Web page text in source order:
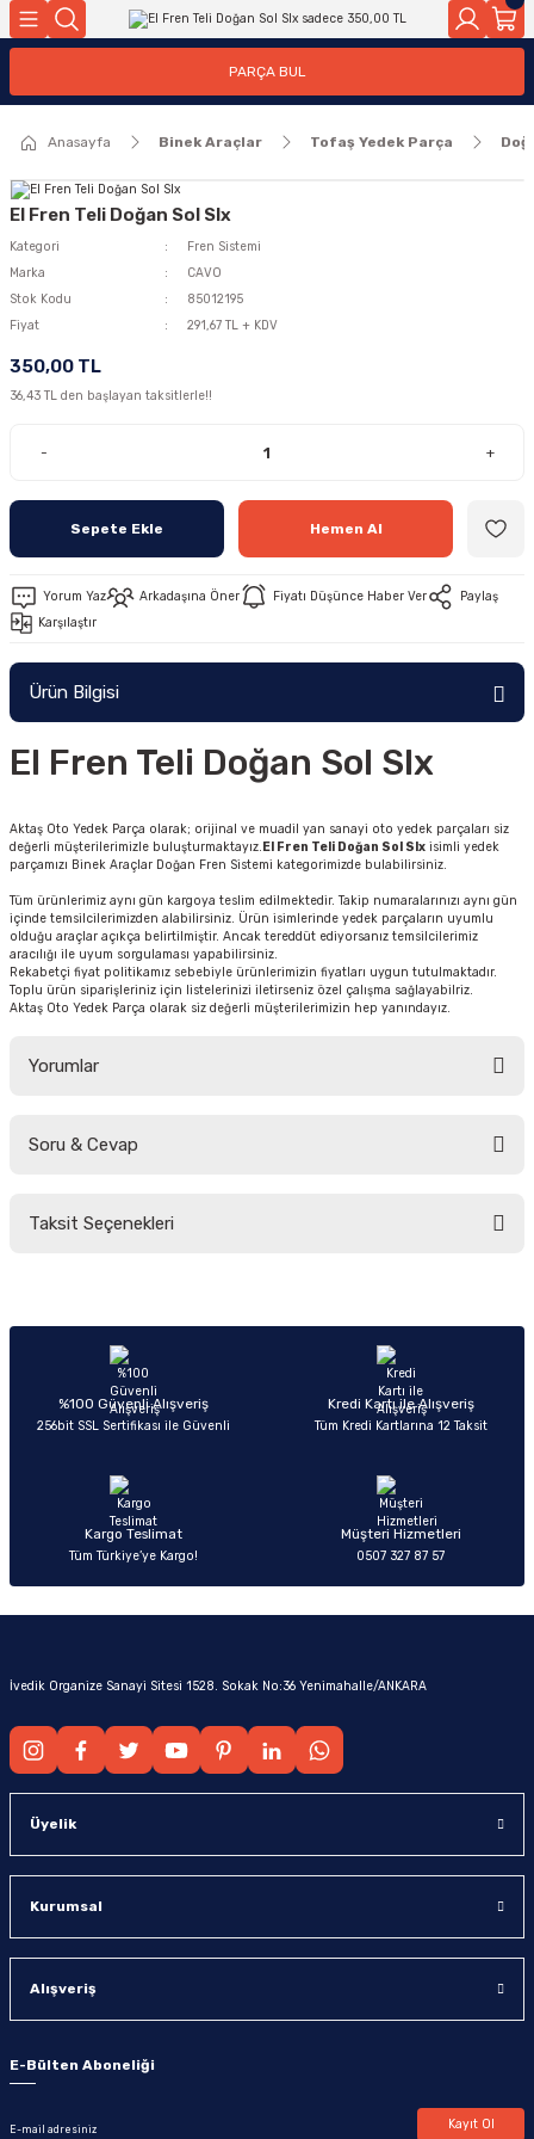
Geri Dön
Geri Dön
PARÇA BUL
Anasayfa Binek Araçlar Tofaş Yedek Parça
El Fren Teli Doğan Sol Slx
Kategori
Fren Sistemi
Marka
CAVO
Stok Kodu
85012195
Fiyat
291,67 TL + KDV
350,00 TL
36,43 TL den başlayan taksitlerle!!
- +
Sepete Ekle Hemen Al
Yorum Yaz Arkadaşına Öner Fiyatı Düşünce Haber Ver
Paylaş
Karşılaştır
Ürün Bilgisi
El Fren Teli Doğan Sol Slx
Aktaş Oto Yedek Parça olarak; orijinal ve muadil yan sanayi oto yedek parçaları siz
değerli müşterilerimizle buluşturmaktayız.El Fren Teli Doğan Sol Slx isimli yedek
parçamızı Binek Araçlar Doğan Fren Sistemi kategorimizde bulabilirsiniz.
Tüm ürünlerimiz aynı gün kargoya teslim edilmektedir. Takip numaralarınızı aynı gün
içinde temsilcilerimizden alabilirsiniz. Ürün isimlerinde yedek parçaların uyumlu
olduğu araçlar açıkça belirtilmiştir. Ancak tereddüt ediyorsanız temsilcilerimiz
aracılığı ile uyum sorgulaması yapabilirsiniz.
Rekabetçi fiyat politikamız sebebiyle ürünlerimizin fiyatları uygun tutulmaktadır.
Toplu ürün siparişleriniz için listelerinizi iletirseniz özel çalışma sağlayabilriz.
Aktaş Oto Yedek Parça olarak siz değerli müşterilerimizin hep yanındayız.
Yorumlar
Soru & Cevap
Taksit Seçenekleri
%100 Güvenli Alışveriş
256bit SSL Sertifikası ile Güvenli
Kredi Kartı ile Alışveriş
Tüm Kredi Kartlarına 12 Taksit
Kargo Teslimat
Tüm Türkiye’ye Kargo!
Müşteri Hizmetleri
0507 327 87 57
İvedik Organize Sanayi Sitesi 1528. Sokak No:36 Yenimahalle/ANKARA
Üyelik
Kurumsal
Alışveriş
E-Bülten Aboneliği
Kayıt Ol